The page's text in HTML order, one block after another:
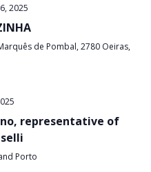
2025
de Pombal, 2780 Oeiras,
representative of
Porto